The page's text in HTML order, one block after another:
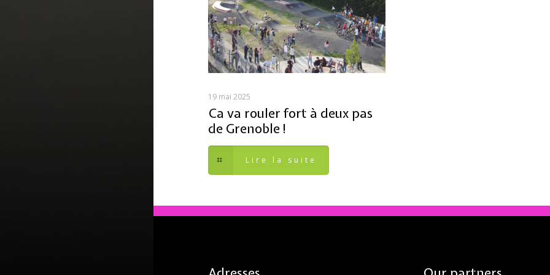
19 mai 2025
Ca va rouler fort à deux pas
de Grenoble !
Lire la suite